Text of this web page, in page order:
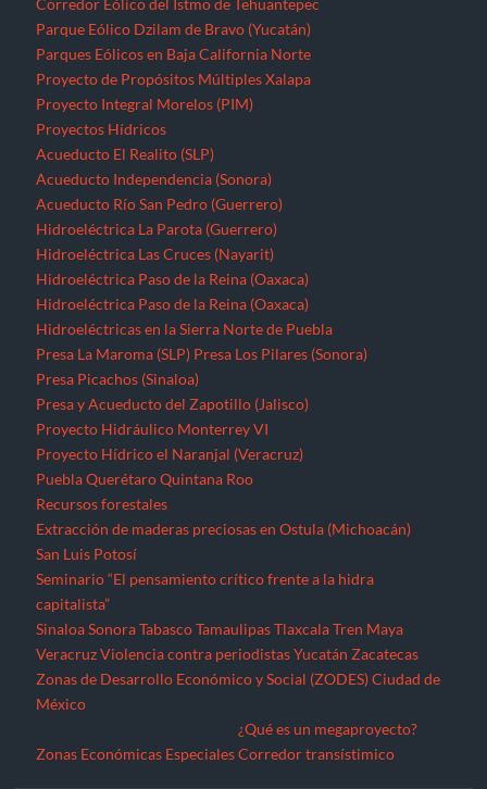
Corredor Eólico del Istmo de Tehuantepec
Parque Eólico Dzilam de Bravo (Yucatán)
Parques Eólicos en Baja California Norte
Proyecto de Propósitos Múltiples Xalapa
Proyecto Integral Morelos (PIM)
Proyectos Hídricos
Acueducto El Realito (SLP)
Acueducto Independencia (Sonora)
Acueducto Río San Pedro (Guerrero)
Hidroeléctrica La Parota (Guerrero)
Hidroeléctrica Las Cruces (Nayarit)
Hidroeléctrica Paso de la Reina (Oaxaca)
Hidroeléctrica Paso de la Reina (Oaxaca)
Hidroeléctricas en la Sierra Norte de Puebla
Presa La Maroma (SLP) Presa Los Pilares (Sonora)
Presa Picachos (Sinaloa)
Presa y Acueducto del Zapotillo (Jalisco)
Proyecto Hidráulico Monterrey VI
Proyecto Hídrico el Naranjal (Veracruz)
Puebla Querétaro Quintana Roo
Recursos forestales
Extracción de maderas preciosas en Ostula (Michoacán)
San Luis Potosí
Seminario “El pensamiento crítico frente a la hidra
capitalista”
Sinaloa Sonora Tabasco Tamaulipas Tlaxcala Tren Maya
Veracruz Violencia contra periodistas Yucatán Zacatecas
Zonas de Desarrollo Económico y Social (ZODES) Ciudad de
México
Zonas Económicas Especiales
¿Qué es un megaproyecto?
Corredor transístimico